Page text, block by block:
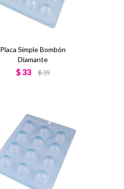
Placa Simple Bombón
Diamante
$ 33 $39